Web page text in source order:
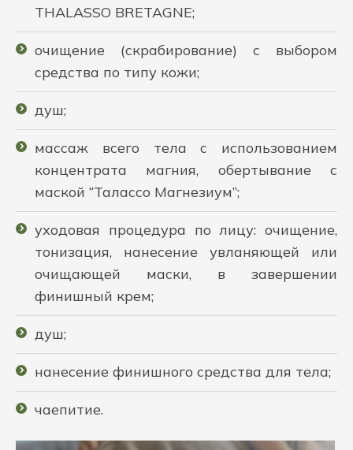
THALASSO BRETAGNE;
очищение (скрабирование) с выбором
средства по типу кожи;
душ;
массаж всего тела с использованием
концентрата магния, обертывание с
маской “Талассо Магнезиум”;
уходовая процедура по лицу: очищение,
тонизация, нанесение увланяющей или
очищающей маски, в завершении
финишный крем;
душ;
нанесение финишного средства для тела;
чаепитие.